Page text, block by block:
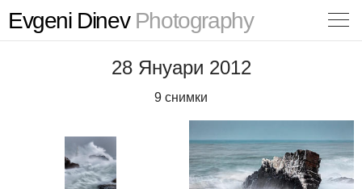
Evgeni DinevPhotography
28 Януари 2012
9 снимки